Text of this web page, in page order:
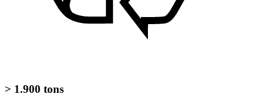
> 1.900 tons